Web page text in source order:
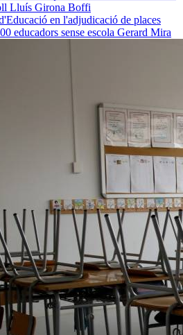
Lluís Girona Boffi
en l'adjudicació de places
educadors sense escola Gerard Mira